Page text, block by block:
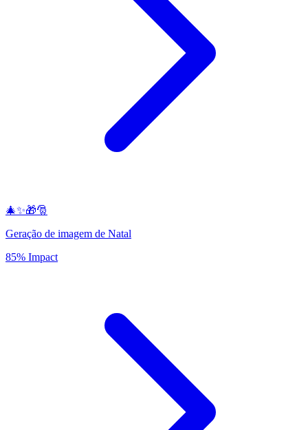
🎄✨🎁🎅
Geração de imagem de Natal
85% Impact